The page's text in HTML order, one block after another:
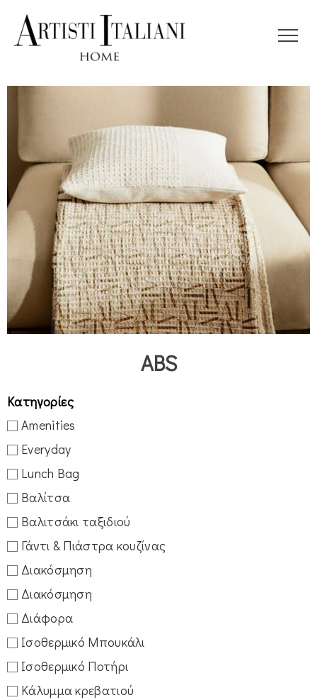
ABS
Κατηγορίες
Amenities
Everyday
Lunch Bag
Βαλίτσα
Βαλιτσάκι ταξιδιού
Γάντι & Πιάστρα κουζίνας
Διακόσμηση
Διακόσμηση
Διάφορα
Ισοθερμικό Μπουκάλι
Ισοθερμικό Ποτήρι
Κάλυμμα κρεβατιού